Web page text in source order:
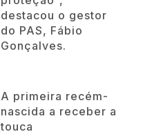
destacou o gestor
do PAS, Fábio
Gonçalves.
A primeira recém-
nascida a receber a
touca